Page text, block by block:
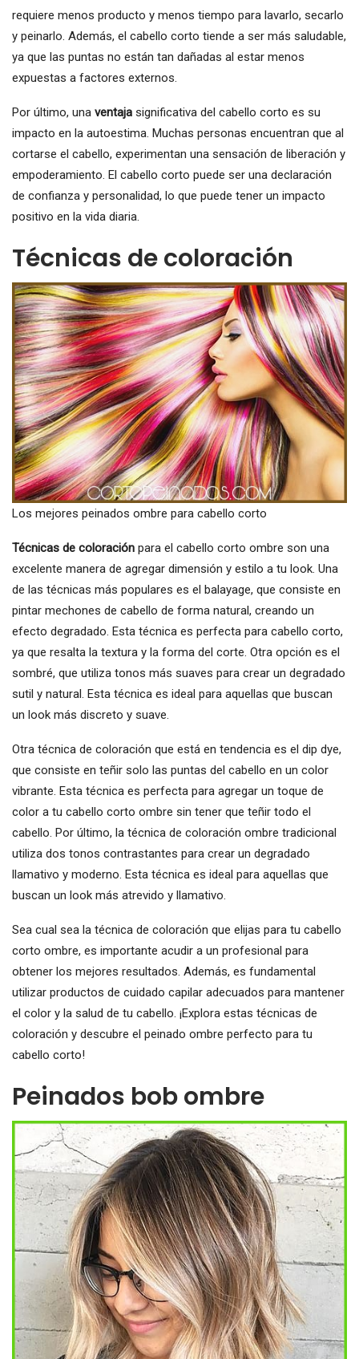
requiere menos producto y menos tiempo para lavarlo, secarlo
y peinarlo. Además, el cabello corto tiende a ser más saludable,
ya que las puntas no están tan dañadas al estar menos
expuestas a factores externos.
Por último, una ventaja significativa del cabello corto es su
impacto en la autoestima. Muchas personas encuentran que al
cortarse el cabello, experimentan una sensación de liberación y
empoderamiento. El cabello corto puede ser una declaración
de confianza y personalidad, lo que puede tener un impacto
positivo en la vida diaria.
Técnicas de coloración
Los mejores peinados ombre para cabello corto
Técnicas de coloración para el cabello corto ombre son una
excelente manera de agregar dimensión y estilo a tu look. Una
de las técnicas más populares es el balayage, que consiste en
pintar mechones de cabello de forma natural, creando un
efecto degradado. Esta técnica es perfecta para cabello corto,
ya que resalta la textura y la forma del corte. Otra opción es el
sombré, que utiliza tonos más suaves para crear un degradado
sutil y natural. Esta técnica es ideal para aquellas que buscan
un look más discreto y suave.
Otra técnica de coloración que está en tendencia es el dip dye,
que consiste en teñir solo las puntas del cabello en un color
vibrante. Esta técnica es perfecta para agregar un toque de
color a tu cabello corto ombre sin tener que teñir todo el
cabello. Por último, la técnica de coloración ombre tradicional
utiliza dos tonos contrastantes para crear un degradado
llamativo y moderno. Esta técnica es ideal para aquellas que
buscan un look más atrevido y llamativo.
Sea cual sea la técnica de coloración que elijas para tu cabello
corto ombre, es importante acudir a un profesional para
obtener los mejores resultados. Además, es fundamental
utilizar productos de cuidado capilar adecuados para mantener
el color y la salud de tu cabello. ¡Explora estas técnicas de
coloración y descubre el peinado ombre perfecto para tu
cabello corto!
Peinados bob ombre